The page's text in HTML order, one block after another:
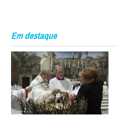
Em destaque